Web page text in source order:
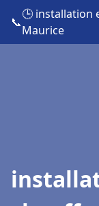
📞
🕒 installation
Maurice